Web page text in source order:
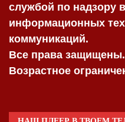
службой по надзору
информационных
коммуникаций.
Все права защищены.
Возрастное